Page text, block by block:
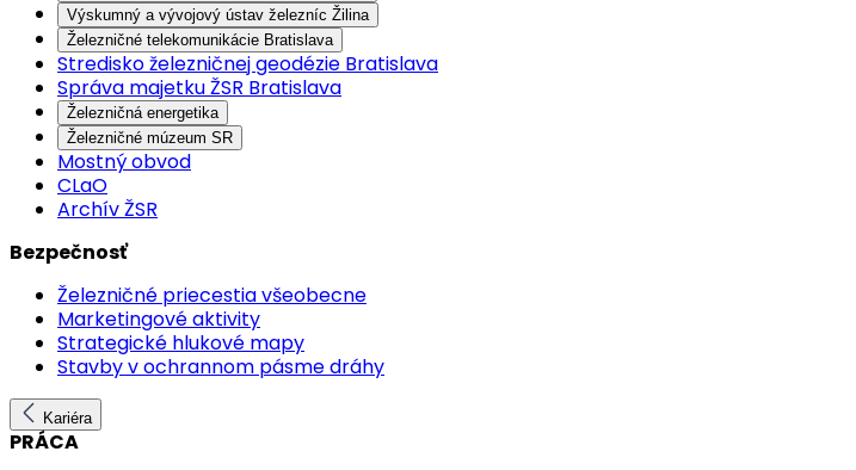
Výskumný a vývojový ústav železníc Žilina
Železničné telekomunikácie Bratislava
Stredisko železničnej geodézie Bratislava
Správa majetku ŽSR Bratislava
Železničná energetika
Železničné múzeum SR
Mostný obvod
CLaO
Archív ŽSR
Bezpečnosť
Železničné priecestia všeobecne
Marketingové aktivity
Strategické hlukové mapy
Stavby v ochrannom pásme dráhy
Kariéra
PRÁCA